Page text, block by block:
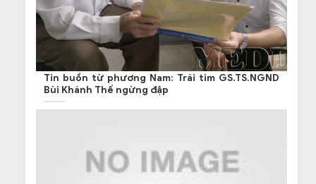
Tin buồn từ phương Nam: Trái tim GS.TS.NGND
Bùi Khánh Thế ngừng đập